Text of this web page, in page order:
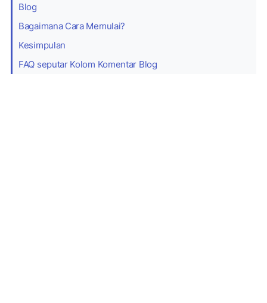
Blog
Bagaimana Cara Memulai?
Kesimpulan
FAQ seputar Kolom Komentar Blog